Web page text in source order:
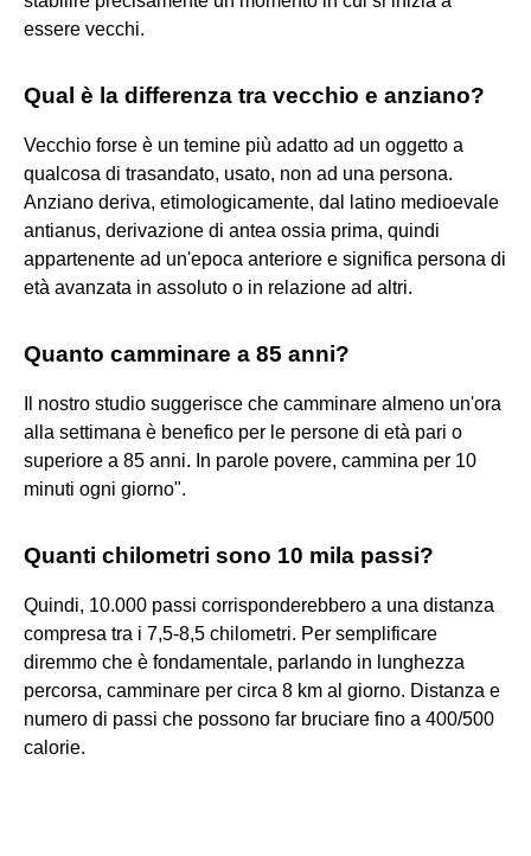
essere vecchi.
Qual è la differenza tra vecchio e anziano?
Vecchio forse è un temine più adatto ad un oggetto a
qualcosa di trasandato, usato, non ad una persona.
Anziano deriva, etimologicamente, dal latino medioevale
antianus, derivazione di antea ossia prima, quindi
appartenente ad un'epoca anteriore e significa persona di
età avanzata in assoluto o in relazione ad altri.
Quanto camminare a 85 anni?
Il nostro studio suggerisce che camminare almeno un'ora
alla settimana è benefico per le persone di età pari o
superiore a 85 anni. In parole povere, cammina per 10
minuti ogni giorno".
Quanti chilometri sono 10 mila passi?
Quindi, 10.000 passi corrisponderebbero a una distanza
compresa tra i 7,5-8,5 chilometri. Per semplificare
diremmo che è fondamentale, parlando in lunghezza
percorsa, camminare per circa 8 km al giorno. Distanza e
numero di passi che possono far bruciare fino a 400/500
calorie.